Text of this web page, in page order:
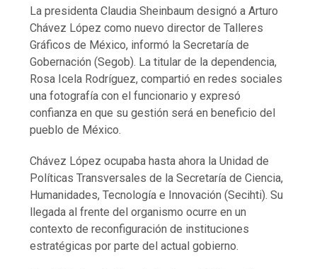
La presidenta Claudia Sheinbaum designó a Arturo
Chávez López como nuevo director de Talleres
Gráficos de México, informó la Secretaría de
Gobernación (Segob). La titular de la dependencia,
Rosa Icela Rodríguez, compartió en redes sociales
una fotografía con el funcionario y expresó
confianza en que su gestión será en beneficio del
pueblo de México.
Chávez López ocupaba hasta ahora la Unidad de
Políticas Transversales de la Secretaría de Ciencia,
Humanidades, Tecnología e Innovación (Secihti). Su
llegada al frente del organismo ocurre en un
contexto de reconfiguración de instituciones
estratégicas por parte del actual gobierno.